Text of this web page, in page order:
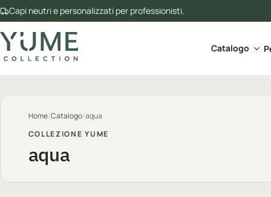
Capi neutri e personalizzati per professionisti.
Catalogo
Home/Catalogo/aqua
COLLEZIONE YUME
aqua